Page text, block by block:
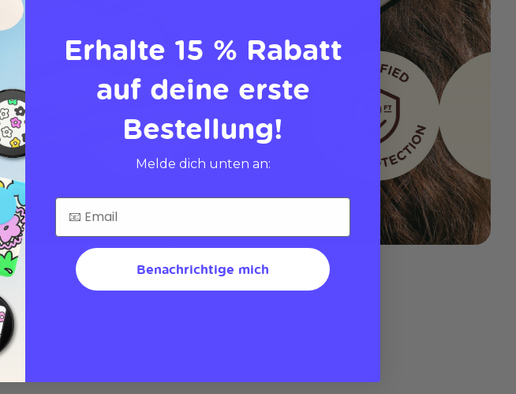
Erhalte 15 % Rabatt
auf deine erste
Bestellung!
Melde dich unten an:
Benachrichtige mich